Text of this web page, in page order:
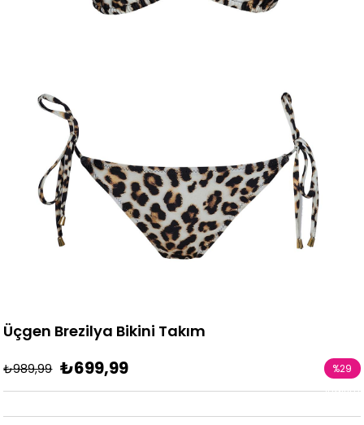
Üçgen Brezilya Bikini Takım
₺989,99 ₺699,99 %29
İndirim